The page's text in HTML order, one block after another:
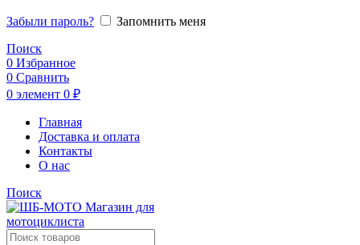
Забыли пароль?
Запомнить меня
Поиск
0 Избранное
0 Сравнить
0 элемент 0 ₽
Главная
Доставка и оплата
Контакты
О нас
Поиск